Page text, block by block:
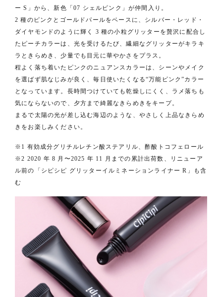
ー S」から、新色「07 シェルピンク」が仲間入り。
2 種のピンクとゴールドパールをベースに、シルバー・レッド・
ダイヤモンドのように輝く 3 種の小粒グリッターを贅沢に配合し
たピーチカラーは、光を受けるたび、繊細なグリッターがキラキ
ラときらめき、少量でも目元に華やかさをプラス。
程よく落ち着いたピンクのニュアンスカラーは、シーンやメイク
を選ばず肌なじみが良く、毎日使いたくなる“万能ピンク”カラー
となっています。長時間つけていても乾燥しにくく、ラメ落ちも
気にならないので、夕方まで綺麗なきらめきをキープ。
まるで太陽の光が差し込む海辺のような、やさしく上品なきらめ
きをお楽しみください。
※1 有効成分グリチルレチン酸ステアリル、酢酸トコフェロール
※2 2020 年 8 月〜2025 年 11 月までの累計出荷数、リニューア
ル前の「シピシピ グリッターイルミネーションライナー R」も含
む